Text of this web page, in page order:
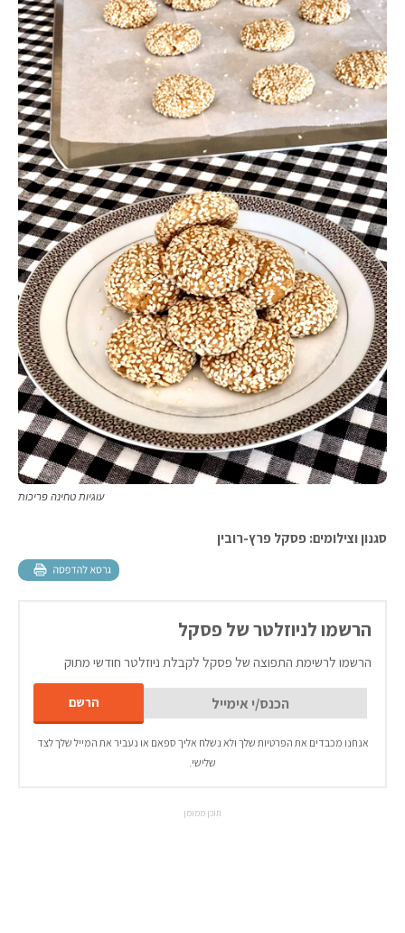
עוגיות טחינה פריכות
סגנון וצילומים: פסקל פרץ-רובין
הרשמו לניוזלטר של פסקל
הרשמו לרשימת התפוצה של פסקל לקבלת ניוזלטר חודשי מתוק
אנחנו מכבדים את הפרטיות שלך ולא נשלח אליך ספאם או נעביר את המייל שלך לצד
שלישי.
תוכן ממומן